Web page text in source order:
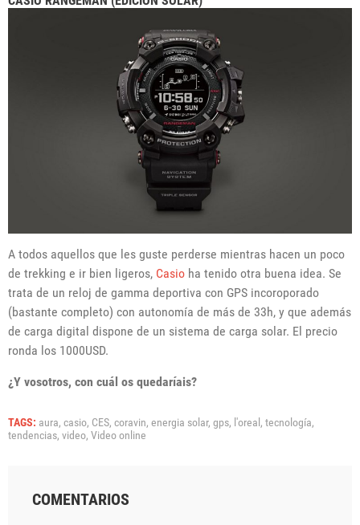
A todos aquellos que les guste perderse mientras hacen un poco
de trekking e ir bien ligeros, Casio ha tenido otra buena idea. Se
trata de un reloj de gamma deportiva con GPS incoroporado
(bastante completo) con autonomía de más de 33h, y que además
de carga digital dispone de un sistema de carga solar. El precio
ronda los 1000USD.
¿Y vosotros, con cuál os quedaríais?
TAGS: aura, casio, CES, coravin, energia solar, gps, l'oreal, tecnología,
tendencias, video, Video online
COMENTARIOS